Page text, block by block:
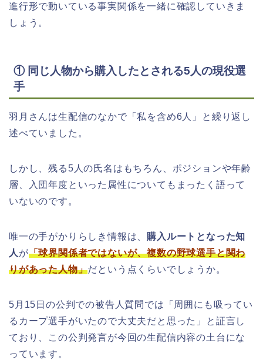
進行形で動いている事実関係を一緒に確認していきま
しょう。
① 同じ人物から購入したとされる5人の現役選
手
羽月さんは生配信のなかで「私を含め6人」と繰り返し
述べていました。
しかし、残る5人の氏名はもちろん、ポジションや年齢
層、入団年度といった属性についてもまったく語って
いないのです。
唯一の手がかりらしき情報は、 購入ルートとなった知
人 が「球界関係者ではないが、複数の野球選手と関わ
りがあった人物」だという点くらいでしょうか。
5月15日の公判での被告人質問では「周囲にも吸ってい
るカープ選手がいたので大丈夫だと思った」と証言し
ており、この公判発言が今回の生配信内容の土台にな
っています。